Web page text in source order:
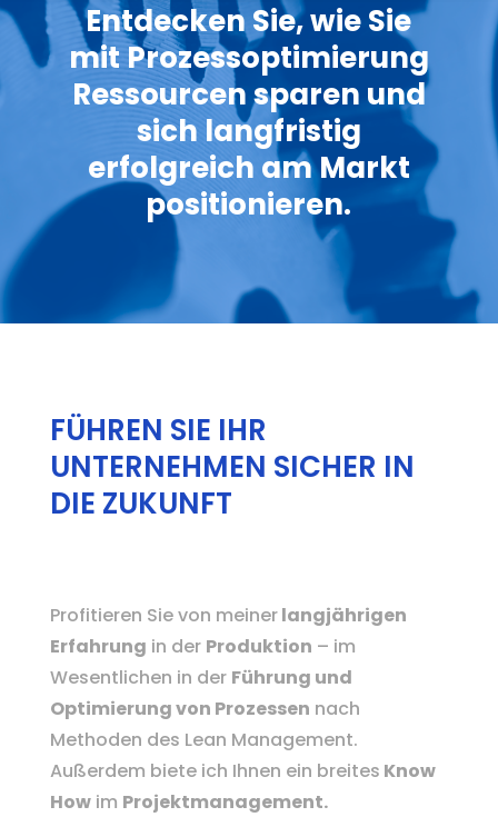
Entdecken Sie, wie Sie
mit Prozessoptimierung
Ressourcen sparen und
sich langfristig
erfolgreich am Markt
positionieren.
FÜHREN SIE IHR
UNTERNEHMEN SICHER IN
DIE ZUKUNFT
Profitieren Sie von meinerlangjährigen
Erfahrung in der Produktion – im
Wesentlichen in der Führung und
Optimierung von Prozessen nach
Methoden des Lean Management.
Außerdem biete ich Ihnen ein breites Know
Howim Projektmanagement.